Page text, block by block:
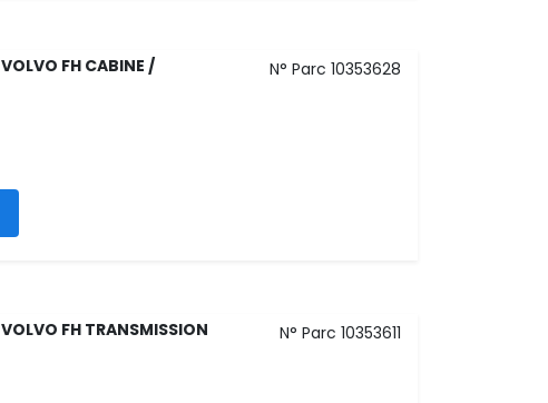
VOLVO FH CABINE /
N° Parc 10353628
VOLVO FH TRANSMISSION
N° Parc 10353611